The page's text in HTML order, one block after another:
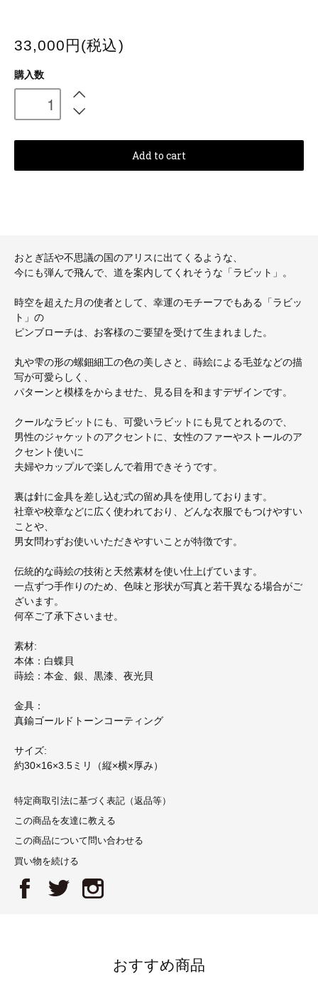
33,000円(税込)
購入数
Add to cart
おとぎ話や不思議の国のアリスに出てくるような、
今にも弾んで飛んで、道を案内してくれそうな「ラビット」。
時空を超えた月の使者として、幸運のモチーフでもある「ラビッ
ト」の
ピンブローチは、お客様のご要望を受けて生まれました。
丸や雫の形の螺鈿細工の色の美しさと、蒔絵による毛並などの描
写が可愛らしく、
パターンと模様をからませた、見る目を和ますデザインです。
クールなラビットにも、可愛いラビットにも見てとれるので、
男性のジャケットのアクセントに、女性のファーやストールのア
クセント使いに
夫婦やカップルで楽しんで着用できそうです。
裏は針に金具を差し込む式の留め具を使用しております。
社章や校章などに広く使われており、どんな衣服でもつけやすい
ことや、
男女問わずお使いいただきやすいことが特徴です。
伝統的な蒔絵の技術と天然素材を使い仕上げています。
一点ずつ手作りのため、色味と形状が写真と若干異なる場合がご
ざいます。
何卒ご了承下さいませ。
素材:
本体：白蝶貝
蒔絵：本金、銀、黒漆、夜光貝
金具：
真鍮ゴールドトーンコーティング
サイズ:
約30×16×3.5ミリ（縦×横×厚み）
特定商取引法に基づく表記（返品等）
この商品を友達に教える
この商品について問い合わせる
買い物を続ける
おすすめ商品